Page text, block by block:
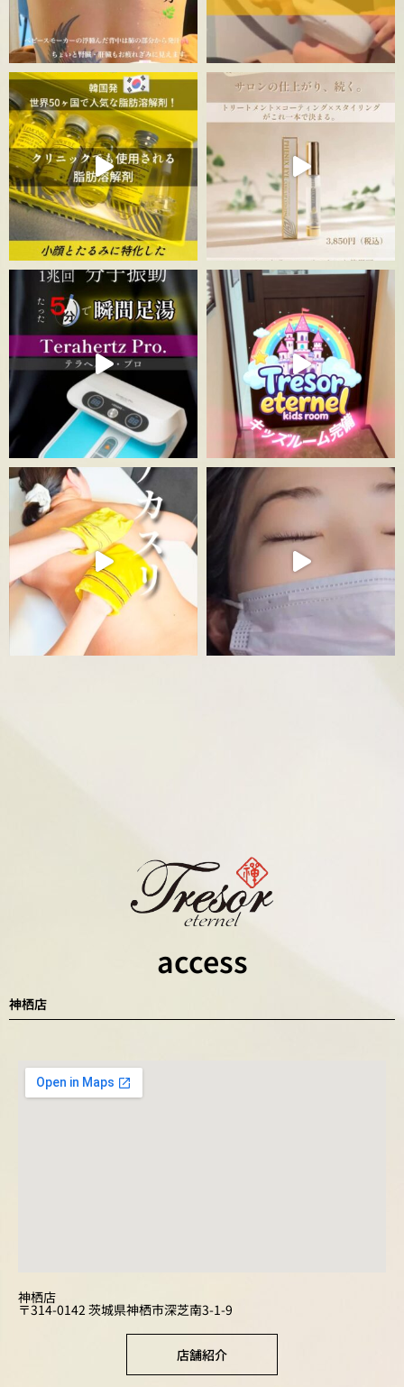
access
神栖店
神栖店
〒314-0142 茨城県神栖市深芝南3-1-9
店舗紹介